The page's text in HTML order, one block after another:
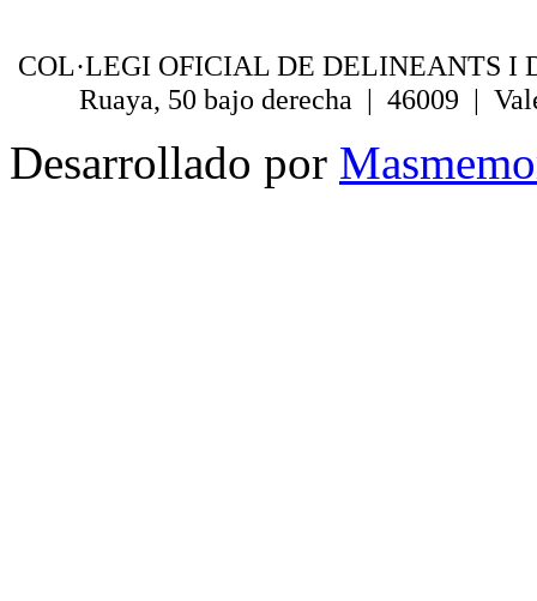
COL·LEGI OFICIAL DE DELINEANTS I
Ruaya, 50 bajo derecha | 46009 |
Desarrollado por